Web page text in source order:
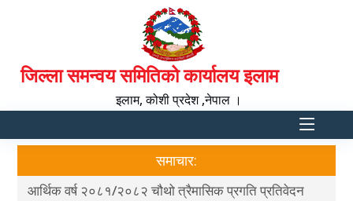
जिल्ला समन्वय समितिको कार्यालय इलाम
इलाम, कोशी प्रदेश ,नेपाल ।
समाचार:
आर्थिक वर्ष २०८१/२०८२ चौथो त्रैमासिक प्रगति प्रतिवेदन